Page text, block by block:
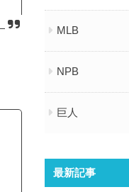
MLB
NPB
巨人
最新記事